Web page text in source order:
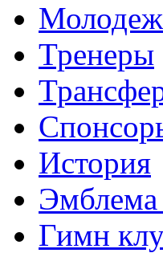
Тренеры
История
Эмблема
Гимн